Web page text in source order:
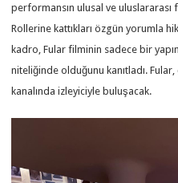
performansın ulusal ve
Rollerine kattıkları özgün yorumla
kadro, Fular filminin sadece bir
niteliğinde olduğunu kanıtladı.
kanalında izleyiciyle buluşacak.